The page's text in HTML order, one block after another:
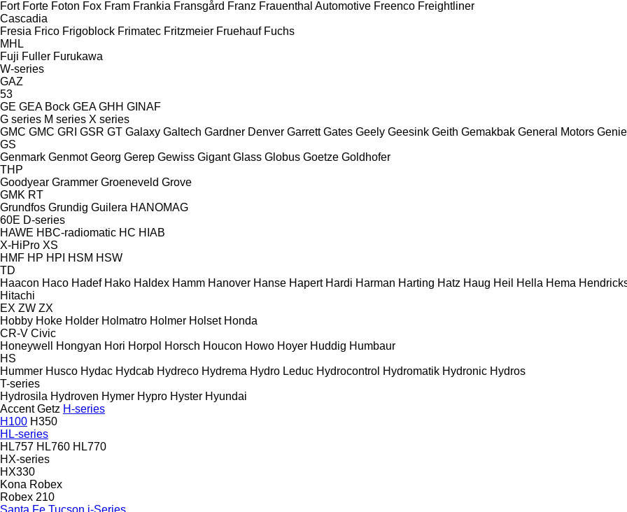
Fort Forte Foton Fox Fram Frankia Fransgård Franz Frauenthal Automotive Freenco Freightliner
Cascadia
Fresia Frico Frigoblock Frimatec Fritzmeier Fruehauf Fuchs
MHL
Fuji Fuller Furukawa
W-series
GAZ
53
GE GEA Bock GEA GHH GINAF
G series M series X series
GMC GMC GRI GSR GT Galaxy Galtech Gardner Denver Garrett Gates Geely Geesink Geith Gemakbak General Motors Genie
GS
Genmark Genmot Georg Gerep Gewiss Gigant Glass Globus Goetze Goldhofer
THP
Goodyear Grammer Groeneveld Grove
GMK RT
Grundfos Grundig Guilera HANOMAG
60E D-series
HAWE HBC-radiomatic HC HIAB
X-HiPro XS
HMF HP HPI HSM HSW
TD
Haacon Haco Hadef Hako Haldex Hamm Hanover Hanse Hapert Hardi Harman Harting Hatz Haug Heil Hella Hema
Hitachi
EX ZW ZX
Hobby Hoke Holder Holmatro Holmer Holset Honda
CR-V Civic
Honeywell
Hongyan Hori Horpol Horsch Houcon Howo Hoyer Huddig Humbaur
HS
Hummer Husco Hydac Hydcab Hydreco Hydrema Hydro Leduc Hydrocontrol Hydromatik Hydronic Hydros
T-series
Hydrosila Hydroven Hymer Hypro Hyster Hyundai
Accent Getz H-series
H100 H350
HL-series
HL757 HL760 HL770
HX-series
HX330
Kona Robex
Robex 210
Santa Fe Tucson i-Series